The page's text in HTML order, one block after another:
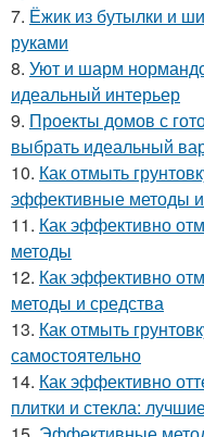
7. Ёжик из бутылки и
руками
8. Уют и шарм
идеальный интерьер
9. Проекты домов с
выбрать идеальный
10. Как отмыть
эффективные методы
11. Как эффективно
методы
12. Как эффективно
методы и средства
13. Как отмыть
самостоятельно
14. Как эффективно
плитки и стекла: